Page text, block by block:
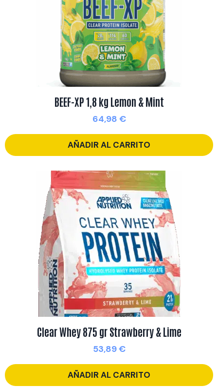
BEEF-XP 1,8 kg Lemon & Mint
64,98 €
AÑADIR AL CARRITO
Clear Whey 875 gr Strawberry & Lime
53,89€
AÑADIR AL CARRITO